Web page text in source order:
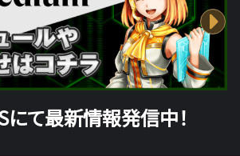
にて最新情報発信中！